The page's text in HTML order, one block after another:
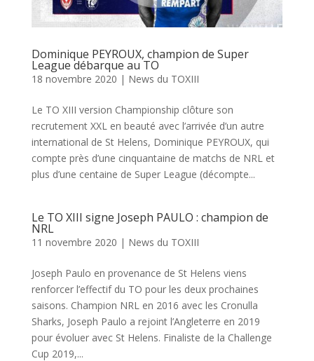
Dominique PEYROUX, champion de Super
League débarque au TO
18 novembre 2020 | News du TOXIII
Le TO XIII version Championship clôture son
recrutement XXL en beauté avec l’arrivée d’un autre
international de St Helens, Dominique PEYROUX, qui
compte près d’une cinquantaine de matchs de NRL et
plus d’une centaine de Super League (décompte...
Le TO XIII signe Joseph PAULO : champion de
NRL
11 novembre 2020 | News du TOXIII
Joseph Paulo en provenance de St Helens viens
renforcer l’effectif du TO pour les deux prochaines
saisons. Champion NRL en 2016 avec les Cronulla
Sharks, Joseph Paulo a rejoint l’Angleterre en 2019
pour évoluer avec St Helens. Finaliste de la Challenge
Cup 2019,...